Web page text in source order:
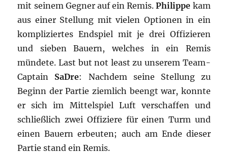
mit seinem Gegner auf ein Remis.Philippe kam
aus einer Stellung mit vielen Optionen in ein
kompliziertes Endspiel mit je drei Offizieren
und sieben Bauern, welches in ein Remis
mündete. Last but not least zu unserem Team-
Captain SaDre: Nachdem seine Stellung zu
Beginn der Partie ziemlich beengt war, konnte
er sich im Mittelspiel Luft verschaffen und
schließlich zwei Offiziere für einen Turm und
einen Bauern erbeuten; auch am Ende dieser
Partie stand ein Remis.